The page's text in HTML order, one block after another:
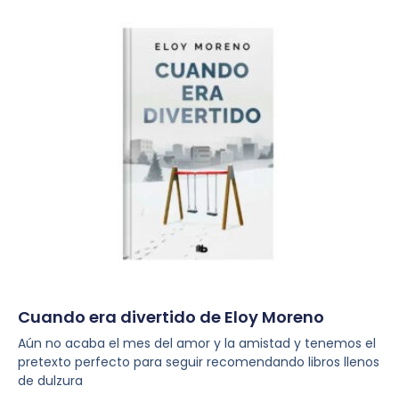
Cuando era divertido de Eloy Moreno
Aún no acaba el mes del amor y la amistad y tenemos el
pretexto perfecto para seguir recomendando libros llenos
de dulzura